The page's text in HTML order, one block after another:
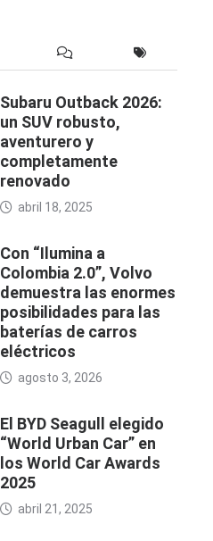
Subaru Outback 2026:
un SUV robusto,
aventurero y
completamente
renovado
abril 18, 2025
Con “Ilumina a
Colombia 2.0”, Volvo
demuestra las enormes
posibilidades para las
baterías de carros
eléctricos
agosto 3, 2026
El BYD Seagull elegido
“World Urban Car” en
los World Car Awards
2025
abril 21, 2025